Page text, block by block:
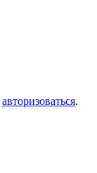
авторизоваться.